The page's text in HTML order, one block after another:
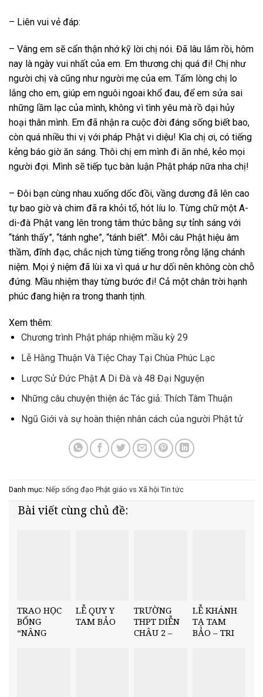
– Liên vui vẻ đáp:
– Vâng em sẽ cẩn thận nhớ kỹ lời chị nói. Đã lâu lắm rồi, hôm
nay là ngày vui nhất của em. Em thương chị quá đi! Chị như
người chị và cũng như người mẹ của em. Tấm lòng chị lo
lắng cho em, giúp em nguôi ngoai khổ đau, để em sửa sai
những lầm lạc của mình, không vì tình yêu mà rồ dại hủy
hoại thân mình. Em đã nhận ra cuộc đời đáng sống biết bao,
còn quá nhiều thi vị với pháp Phật vi diệu! Kìa chị ơi, có tiếng
kẻng báo giờ ăn sáng. Thôi chị em mình đi ăn nhé, kẻo mọi
người đợi. Mình sẽ tiếp tục bàn luận Phật pháp nữa nha chị!
– Đôi bạn cùng nhau xuống dốc đồi, vầng dương đã lên cao
tự bao giờ và chim đã ra khỏi tổ, hót líu lo. Từng chữ một A-
di-đà Phật vang lên trong tâm thức bằng sự tỉnh sáng với
“tánh thấy”, “tánh nghe”, “tánh biết”. Mỗi câu Phật hiệu âm
thầm, đĩnh đạc, chắc nịch từng tiếng trong rỗng lặng chánh
niệm. Mọi ý niệm đã lùi xa vì quá ư hư dối nên không còn chỗ
đứng. Mầu nhiệm thay từng bước đi! Cả một chân trời hạnh
phúc đang hiện ra trong thanh tịnh.
Xem thêm:
Chương trình Phật pháp nhiệm mầu kỳ 29
Lễ Hằng Thuận Và Tiệc Chay Tại Chùa Phúc Lạc
Lược Sử Ðức Phật A Di Ðà và 48 Đại Nguyện
Những câu chuyện thiện ác Tác giả: Thích Tâm Thuận
Ngũ Giới và sự hoàn thiện nhân cách của người Phật tử
Danh mục: Nếp sống đạo Phật giáo vs Xã hội Tin tức
Bài viết cùng chủ đề:
TRAO HỌC
BỔNG
“NÂNG
LỄ QUY Y
TAM BẢO
TRƯỜNG
THPT DIỄN
CHÂU 2 –
LỄ KHÁNH
TẠ TAM
BẢO – TRI